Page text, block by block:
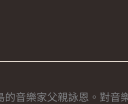
音樂家父親詠恩。對音